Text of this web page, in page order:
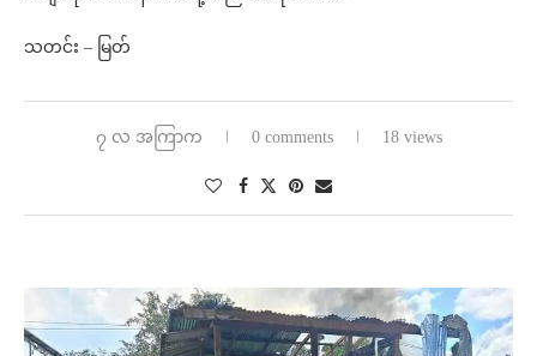
သတင်း – မြတ်
၇ လ အကြာက 0 comments 18 views